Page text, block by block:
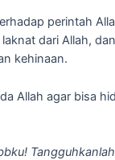
perintah
dari Allah,
kehinaan.
Allah agar bisa